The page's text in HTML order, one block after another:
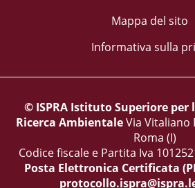
Mappa del sito
Informativa sulla
© ISPRA Istituto Superiore per
Ricerca AmbientaleVia Vitaliano
Roma (I)
Codice fiscale e Partita Iva
Posta Elettronica Certificata